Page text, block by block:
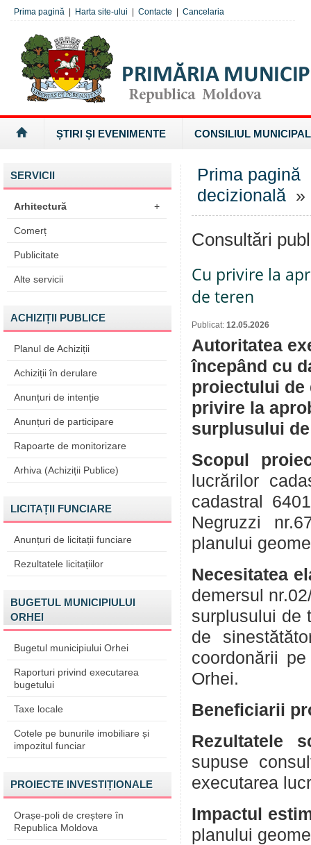
Prima pagină Harta site-ului Contacte Cancelaria
ȘTIRI ȘI EVENIMENTE CONSILIUL MUNICIPAL
SERVICII
Arhitectură +
Comerț
Publicitate
Alte servicii
ACHIZIȚII PUBLICE
Planul de Achiziții
Achiziții în derulare
Anunțuri de intenție
Anunțuri de participare
Rapoarte de monitorizare
Arhiva (Achiziții Publice)
LICITAȚII FUNCIARE
Anunțuri de licitații funciare
Rezultatele licitațiilor
BUGETUL MUNICIPIULUI
ORHEI
Bugetul municipiului Orhei
Raporturi privind executarea
bugetului
Taxe locale
Cotele pe bunurile imobiliare și
impozitul funciar
PROIECTE INVESTIȚIONALE
Orașe-poli de creștere în
Republica Moldova
Prima pagină
decizională »
Consultări
Cu privire la
de teren
Publicat: 12.05.2026
Autoritatea
începând cu
proiectului de
privire la
surplusului
Scopul
lucrărilor
cadastral
Negruzzi
planului
Necesitatea
demersul
surplusului de
de
coordonării
Orhei.
Beneficiarii
Rezultatele
supuse
executarea
Impactul
planului